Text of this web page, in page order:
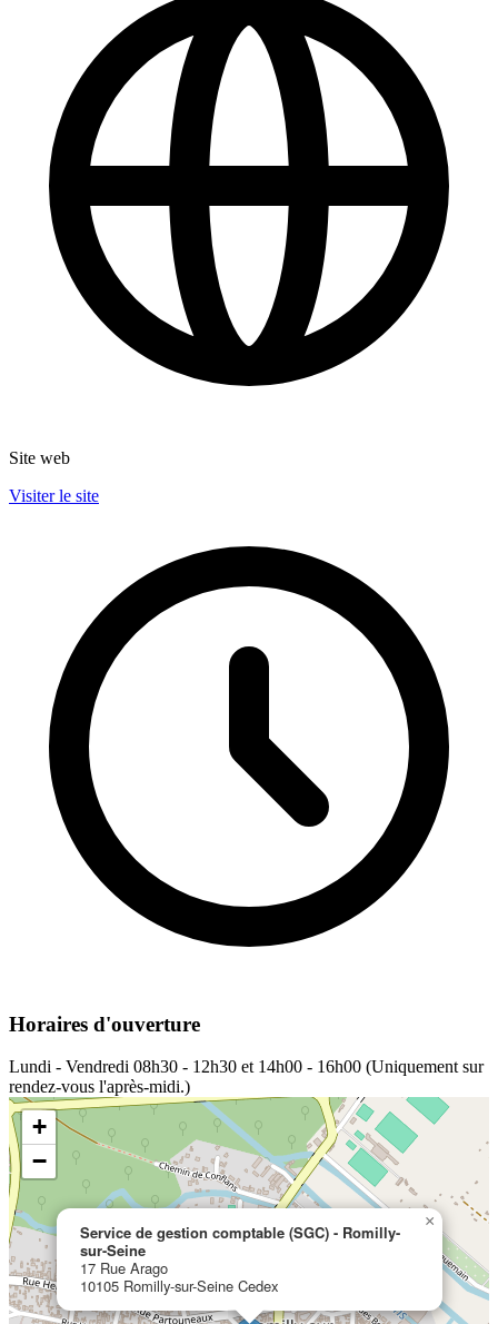
Site web
Visiter le site
Horaires d'ouverture
Lundi - Vendredi 08h30 - 12h30 et 14h00 - 16h00 (Uniquement sur
rendez-vous l'après-midi.)
Service de gestion comptable (SGC) - Romilly-
sur-Seine
17 Rue Arago
10105 Romilly-sur-Seine Cedex
×
+
−